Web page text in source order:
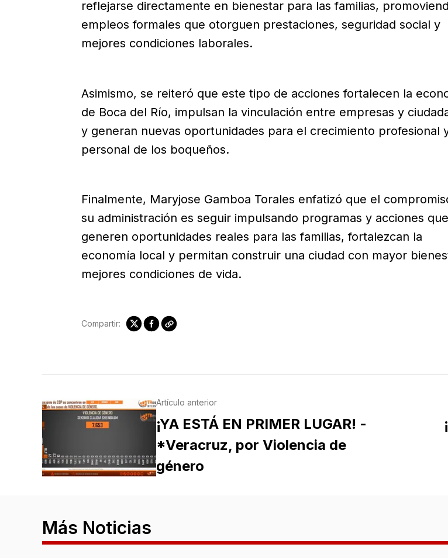
reflejarse directamente en bienestar para las familias,
empleos formales que otorguen prestaciones, seguridad social y
mejores condiciones laborales.
Asimismo, se reiteró que este tipo de acciones fortalecen la
de Boca del Río, impulsan la vinculación entre empresas y
y generan nuevas oportunidades para el crecimiento profesional
personal de los boqueños.
Finalmente, Maryjose Gamboa Torales enfatizó que el
su administración es seguir impulsando programas y acciones que
generen oportunidades reales para las familias, fortalezcan la
economía local y permitan construir una ciudad con mayor
mejores condiciones de vida.
Compartir:
Artículo anterior
¡YA ESTÁ EN PRIMER LUGAR! -
*Veracruz, por Violencia de
género
Más Noticias